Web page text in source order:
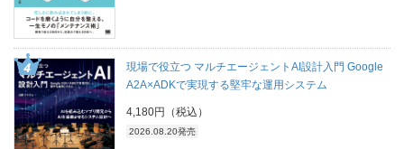
現場で役立つ マルチエージェントAI設計入門 Google
A2A×ADKで実現する堅牢な運用システム
4,180円（税込）
2026.08.20発売